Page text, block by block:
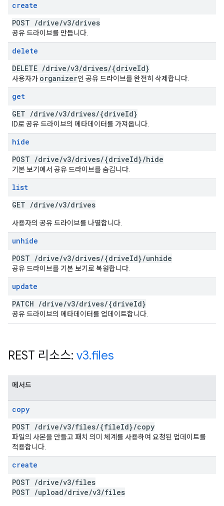
create
POST /drive/v3/drives
공유 드라이브를 만듭니다.
delete
DELETE /drive/v3/drives/{driveId}
사용자가 organizer인 공유 드라이브를 완전히 삭제합니다.
get
GET /drive/v3/drives/{driveId}
ID로 공유 드라이브의 메타데이터를 가져옵니다.
hide
POST /drive/v3/drives/{driveId}/hide
기본 보기에서 공유 드라이브를 숨깁니다.
list
GET /drive/v3/drives
사용자의 공유 드라이브를 나열합니다.
unhide
POST /drive/v3/drives/{driveId}/unhide
공유 드라이브를 기본 보기로 복원합니다.
update
PATCH /drive/v3/drives/{driveId}
공유 드라이브의 메타데이터를 업데이트합니다.
REST 리소스: v3.files
메서드
copy
POST /drive/v3/files/{fileId}/copy
파일의 사본을 만들고 패치 의미 체계를 사용하여 요청된 업데이트를
적용합니다.
create
POST /drive/v3/files
POST /upload/drive/v3/files